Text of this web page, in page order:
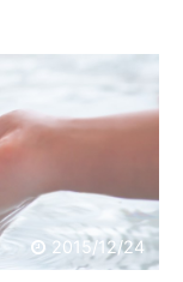
2015/12/24